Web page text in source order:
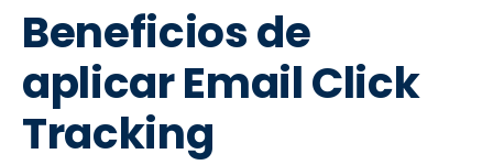
Beneficios de
aplicar Email Click
Tracking